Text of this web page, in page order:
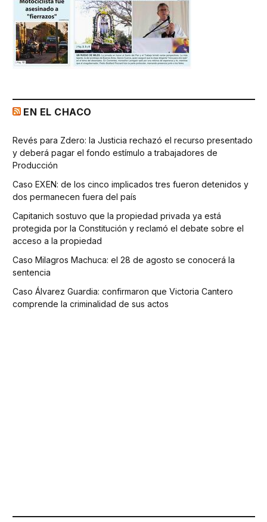
EN EL CHACO
Revés para Zdero: la Justicia rechazó el recurso presentado
y deberá pagar el fondo estímulo a trabajadores de
Producción
Caso EXEN: de los cinco implicados tres fueron detenidos y
dos permanecen fuera del país
Capitanich sostuvo que la propiedad privada ya está
protegida por la Constitución y reclamó el debate sobre el
acceso a la propiedad
Caso Milagros Machuca: el 28 de agosto se conocerá la
sentencia
Caso Álvarez Guardia: confirmaron que Victoria Cantero
comprende la criminalidad de sus actos